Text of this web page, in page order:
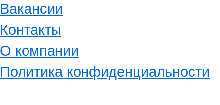
Вакансии
Контакты
О компании
Политика конфиденциальности